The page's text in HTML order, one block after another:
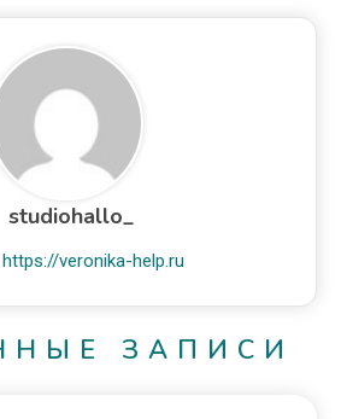
studiohallo_
https://veronika-help.ru
ЗАПИСИ